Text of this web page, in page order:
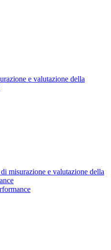
e valutazione della
di misurazione e valutazione della